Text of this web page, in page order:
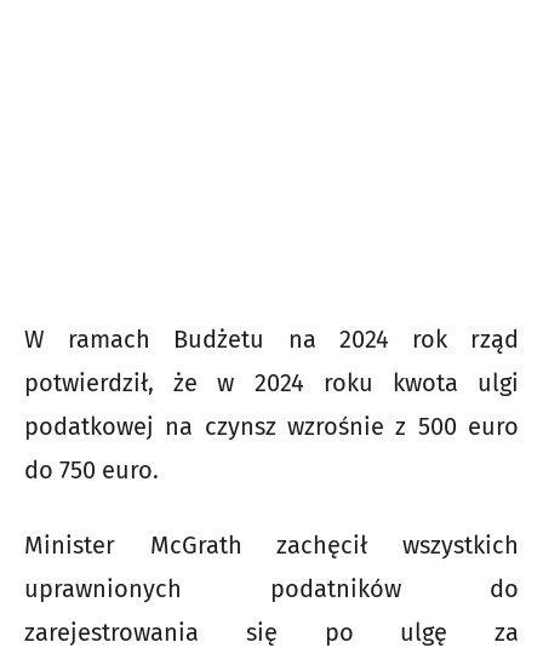
W ramach Budżetu na 2024 rok rząd
potwierdził, że w 2024 roku kwota ulgi
podatkowej na czynsz wzrośnie z 500 euro
do 750 euro.
Minister McGrath zachęcił wszystkich
uprawnionych podatników do
zarejestrowania się po ulgę za